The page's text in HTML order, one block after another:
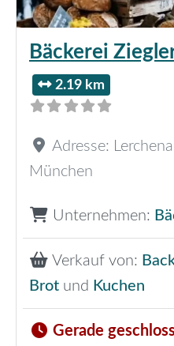
Bäckerei
2.19 km
Adresse:
München
Unternehmen:
Verkauf von:
Brot und Kuchen
Gerade